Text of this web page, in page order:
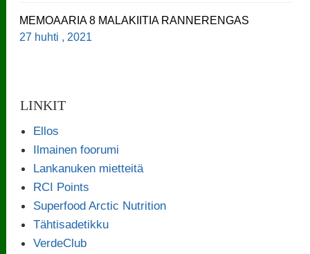
MEMOAARIA 8 MALAKIITIA RANNERENGAS
27 huhti , 2021
LINKIT
Ellos
Ilmainen foorumi
Lankanuken mietteitä
RCI Points
Superfood Arctic Nutrition
Tähtisadetikku
VerdeClub